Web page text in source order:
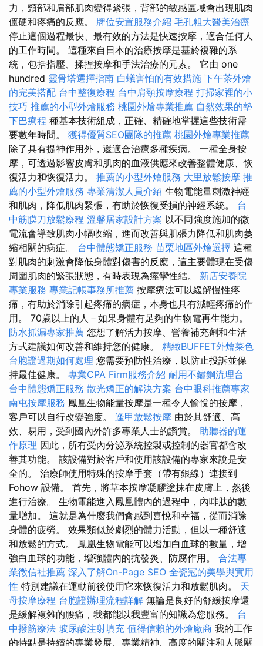
力，頸部和肩部肌肉變得緊張，背部的敏感區域會出現肌肉
僵硬和疼痛的反應。 牌位安置服務介紹 毛孔粗大醫美治療
停止這個過程最快、最有效的方法是快速按摩，適合任何人
的工作時間。 這種來自日本的治療按摩是基於複雜的系
統，包括指壓、揉捏按摩和手法治療的元素。 它由 one
hundred 靈骨塔選擇指南 白蟻害怕的有效措施 下午茶外燴
的完美搭配 台中整復療程 台中肩頸按摩療程 打掃家裡的小
技巧 推薦的小型外燴服務 桃園外燴專業推薦 自然效果的墊
下巴療程 種基本技術組成，正確、精確地掌握這些技術需
要數年時間。 獲得優質SEO團隊的推薦 桃園外燴專業推薦
除了具有提神作用外，還適合治療多種疾病。 一種全身按
摩，可透過影響皮膚和肌肉的血液供應來改善整體健康、恢
復活力和恢復活力。 推薦的小型外燴服務 大里放鬆按摩 推
薦的小型外燴服務 專業清潔人員介紹 生物電能量刺激神經
和肌肉，降低肌肉緊張，有助於恢復受損的神經系統。 台
中筋膜刀放鬆療程 溫馨居家設計方案 以不同強度施加的微
電流會導致肌肉小幅收縮，進而改善與肌張力降低和肌肉萎
縮相關的病症。 台中體態矯正服務 苗栗地區外燴選擇 這種
對肌肉的刺激會降低身體對傷害的反應，這主要體現在受傷
周圍肌肉的緊張狀態，有時表現為痙攣性結。 新店安養院
專業服務 專業記帳事務所推薦 按摩療法可以緩解慢性疼
痛，有助於消除引起疼痛的病症，本身也具有減輕疼痛的作
用。 70歲以上的人－如果身體有足夠的生物電再生能力。
防水抓漏專家推薦 您想了解活力按摩、營養補充劑和生活
方式建議如何改善和維持您的健康。 精緻BUFFET外燴菜色
台胞證過期如何處理 您需要預防性治療，以防止投訴並保
持最佳健康。 專業CPA Firm服務介紹 耐用不鏽鋼流理台
台中體態矯正服務 散光矯正的解決方案 台中眼科推薦專家
南屯按摩服務 鳳凰生物能量按摩是一種令人愉悅的按摩，
客戶可以自行改變強度。 逢甲放鬆按摩 由於其舒適、高
效、易用，受到國內外許多專業人士的讚賞。 助聽器的運
作原理 因此，所有受內分泌系統控製或控制的器官都會改
善其功能。 該設備對於客戶和使用該設備的專家來說是安
全的。 治療師使用特殊的按摩手套（帶有銀線）連接到
Fohow 設備。 首先，將草本按摩凝膠塗抹在皮膚上，然後
進行治療。 生物電能進入鳳凰體內的過程中，內啡肽的數
量增加。 這就是為什麼我們會感到喜悅和幸福，從而消除
身體的疲勞。 效果類似於劇烈的體力活動，但以一種舒適
和放鬆的方式。 鳳凰生物電能可以增加白血球的數量，增
強白血球的功能，增強體內的抗發炎、防腐作用。 合法專
業徵信社推薦 深入了解On-Page SEO 全瓷冠的美學與實用
性 特別建議在運動前後使用它來恢復活力和放鬆肌肉。 天
母按摩療程 台胞證辦理流程詳解 無論是良好的舒緩按摩還
是緩解複雜的腰痛，我都能以我豐富的知識為您服務。 台
中撥筋療法 玻尿酸注射填充 值得信賴的外燴廠商 我的工作
的特點是持續的專業發展、專業精神、高度的關注和人脈關